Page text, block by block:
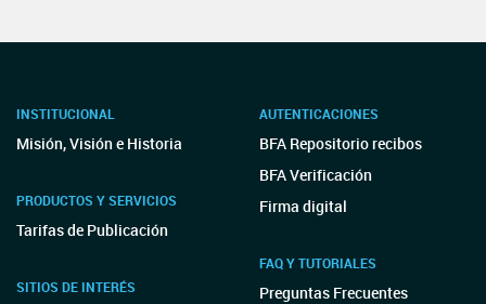
INSTITUCIONAL
Misión, Visión e Historia
PRODUCTOS Y SERVICIOS
Tarifas de Publicación
SITIOS DE INTERÉS
AUTENTICACIONES
BFA Repositorio recibos
BFA Verificación
Firma digital
FAQ Y TUTORIALES
Preguntas Frecuentes